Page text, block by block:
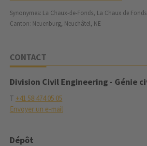
Synonymes: La Chaux-de-Fonds, La Chaux de Fonds
Canton: Neuenburg, Neuchâtel, NE
CONTACT
Division Civil Engineering - Génie
T +41 58 474 05 05
Envoyer un e-mail
Dépôt